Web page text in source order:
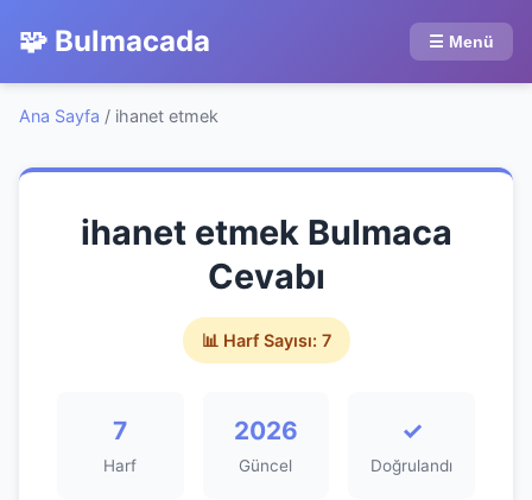
🧩 Bulmacada ☰ Menü
Ana Sayfa / ihanet etmek
ihanet etmek Bulmaca
Cevabı
📊 Harf Sayısı: 7
7
Harf
2026
Güncel
✓
Doğrulandı